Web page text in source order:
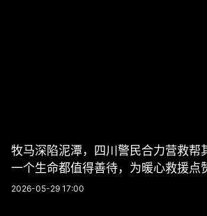
牧马深陷泥潭，四川警民合力营救帮
一个生命都值得善待，为暖心救援点
2026-05-29 17:00